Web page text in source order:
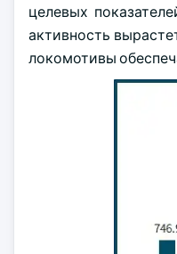
целевых
активность
локомотивы